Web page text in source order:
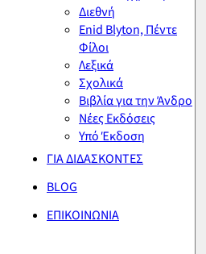
Διεθνή
Enid Blyton, Πέντε
Φίλοι
Λεξικά
Σχολικά
Βιβλία για την Άνδρο
Νέες Εκδόσεις
Υπό Έκδοση
ΓΙΑ ΔΙΔΑΣΚΟΝΤΕΣ
BLOG
ΕΠΙΚΟΙΝΩΝΙΑ